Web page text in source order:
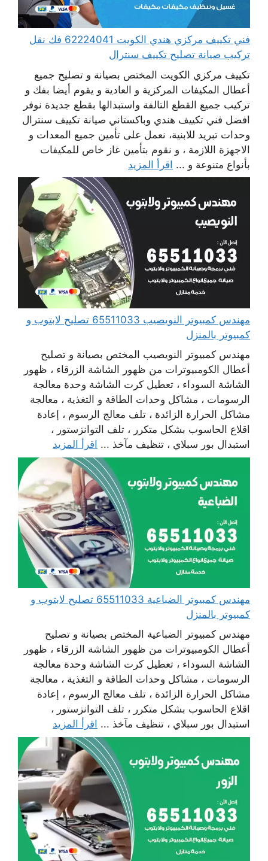
فني تكييف مركزي هندي الكويت 62224041 فك نقل
تركيب صيانة تصليح تكييف سنترال
تكييف مركزي الكويت المختص بصيانة و تصليح جميع
أعطال المكيفات المركزية و العادية و يقوم أيضا بفك و
تركيب جميع القطع التالفة واستبدالها بقطع جديدة نوفر
افضل فني تكييف هندي وباكستاني صيانة تكييف سنترال
وحدات تبريد للابنية، نعمل على تأمين جميع المعدات و
الاجهزة اللازمة ، و نقوم بتأمين غاز خاص للمكيفات
بأنواع متنوعة و ... اقرأ المزيد
مهندس كمبيوتر النويصيب 65511033 تصليح لابتوب و
كمبيوتر بالمنزل
مهندس كمبيوتر النويصيب المختص بصيانة و تصليح
أعطال الكومبيوترات من ظهور الشاشة الزرقاء ، ظهور
الشاشة السوداء ، تعطيل كرت الشاشة وحدة معالجة
الرسومات ، مشاكل وحدات الطاقة و التغذية ، معالجة
مشاكل الحرارة الزائدة ، تلف معالج الرسوم ، إعادة
اقلاع الحاسوب بشكل متكرر ، تلف التوانزستور ،
استبدال بور سبلاي ، تنظيف مآخذ ... اقرأ المزيد
مهندس كمبيوتر الضباعية 65511033 تصليح لابتوب و
كمبيوتر بالمنزل
مهندس كمبيوتر الضباعية المختص بصيانة و تصليح
أعطال الكومبيوترات من ظهور الشاشة الزرقاء ، ظهور
الشاشة السوداء ، تعطيل كرت الشاشة وحدة معالجة
الرسومات ، مشاكل وحدات الطاقة و التغذية ، معالجة
مشاكل الحرارة الزائدة ، تلف معالج الرسوم ، إعادة
اقلاع الحاسوب بشكل متكرر ، تلف التوانزستور ،
استبدال بور سبلاي ، تنظيف مآخذ ... اقرأ المزيد